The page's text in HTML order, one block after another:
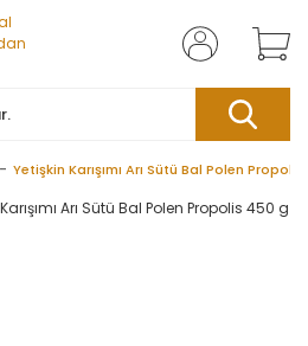
Yetişkin Karışımı Arı Sütü Bal Polen